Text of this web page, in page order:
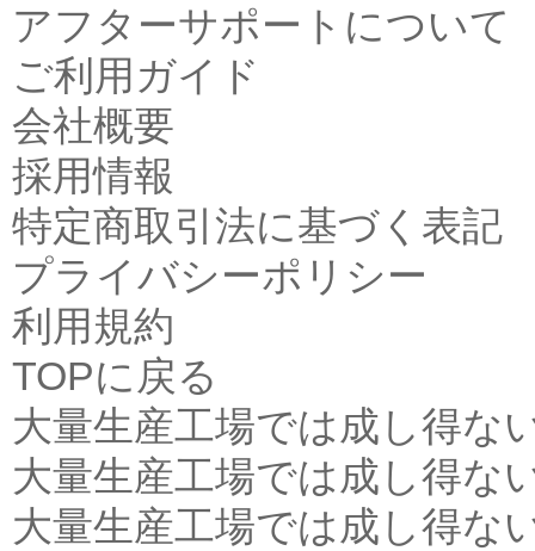
アフターサポートについて
ご利用ガイド
会社概要
採用情報
特定商取引法に基づく表記
プライバシーポリシー
利用規約
TOPに戻る
大量生産工場では成し得な
大量生産工場では成し得な
大量生産工場では成し得な